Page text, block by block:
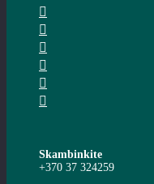
Skambinkite
+370 37 324259